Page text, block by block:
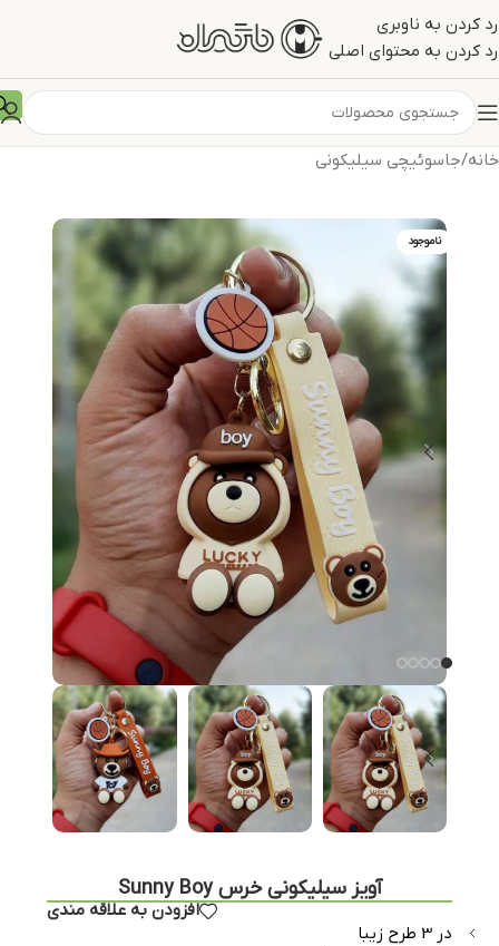
رد کردن به ناوبری
رد کردن به محتوای اصلی
خانه/جاسوئیچی سیلیکونی
ناموجود
آویز سیلیکونی خرس Sunny Boy
افزودن به علاقه مندی
در 3 طرح زیبا